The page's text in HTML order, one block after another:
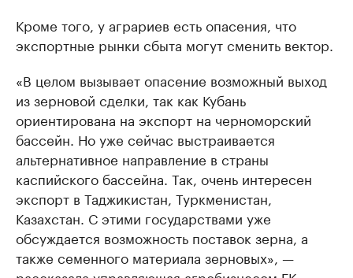
Кроме того, у аграриев есть опасения, что
экспортные рынки сбыта могут сменить вектор.
«В целом вызывает опасение возможный выход
из зерновой сделки, так как Кубань
ориентирована на экспорт на черноморский
бассейн. Но уже сейчас выстраивается
альтернативное направление в страны
каспийского бассейна. Так, очень интересен
экспорт в Таджикистан, Туркменистан,
Казахстан. С этими государствами уже
обсуждается возможность поставок зерна, а
также семенного материала зерновых», —